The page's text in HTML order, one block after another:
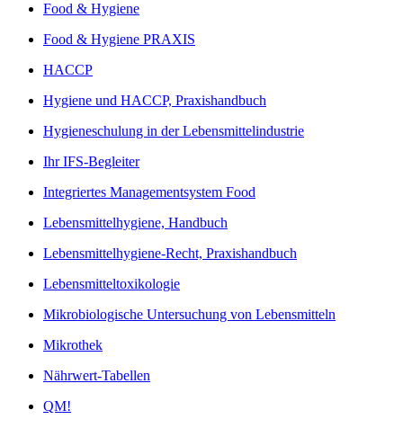
Food & Hygiene
Food & Hygiene PRAXIS
HACCP
Hygiene und HACCP, Praxishandbuch
Hygieneschulung in der Lebensmittelindustrie
Ihr IFS-Begleiter
Integriertes Managementsystem Food
Lebensmittelhygiene, Handbuch
Lebensmittelhygiene-Recht, Praxishandbuch
Lebensmitteltoxikologie
Mikrobiologische Untersuchung von Lebensmitteln
Mikrothek
Nährwert-Tabellen
QM!